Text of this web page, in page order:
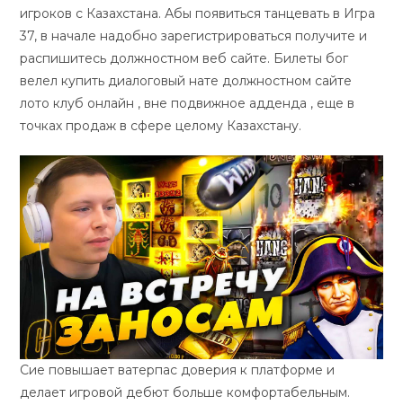
игроков с Казахстана. Абы появиться танцевать в Игра
37, в начале надобно зарегистрироваться получите и
распишитесь должностном веб сайте. Билеты бог
велел купить диалоговый нате должностном сайте
лото клуб онлайн , вне подвижное адденда , еще в
точках продаж в сфере целому Казахстану.
Сие повышает ватерпас доверия к платформе и
делает игровой дебют больше комфортабельным.